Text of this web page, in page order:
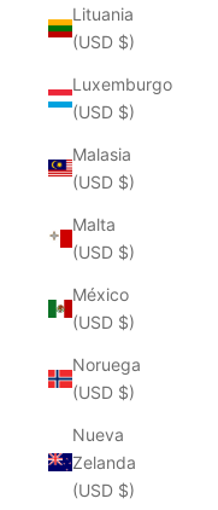
Lituania
(USD $)
Luxemburgo
(USD $)
Malasia
(USD $)
Malta
(USD $)
México
(USD $)
Noruega
(USD $)
Nueva
Zelanda
(USD $)